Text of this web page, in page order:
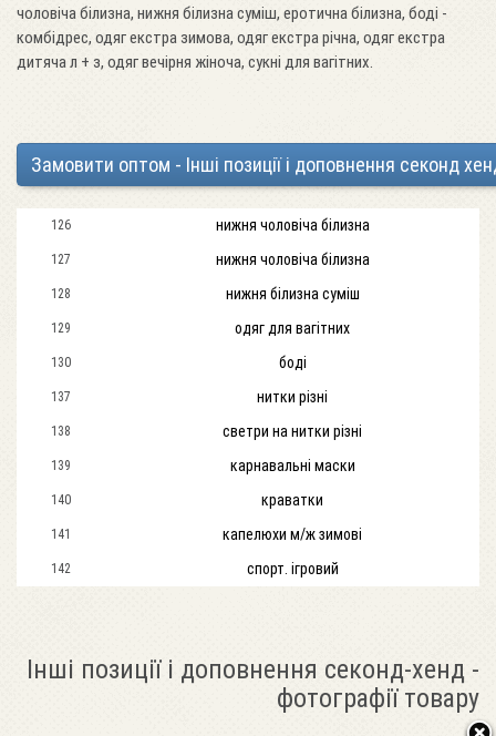
чоловіча білизна, нижня білизна суміш, еротична білизна, боді -
комбідрес, одяг екстра зимова, одяг екстра річна, одяг екстра
дитяча л + з, одяг вечірня жіноча, сукні для вагітних.
Замовити оптом - Інші позиції і доповнення секонд
126 нижня чоловіча білизна
127 нижня чоловіча білизна
128 нижня білизна суміш
129 одяг для вагітних
130 боді
137 нитки різні
138 светри на нитки різні
139 карнавальні маски
140 краватки
141 капелюхи м/ж зимові
142 спорт. ігровий
Інші позиції і доповнення секонд-хенд -
фотографії товару